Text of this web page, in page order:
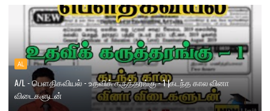
AL
A/L - பௌதிகவியல் - உதவிக் கருத்தரங்கு - 1 |கடந்த கால வினா
விடைகளுடன்